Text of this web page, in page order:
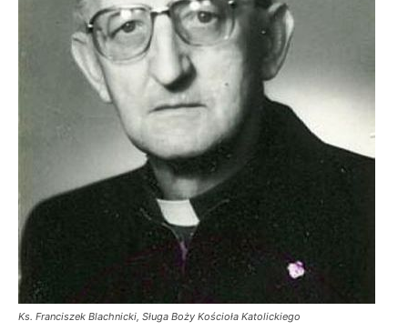
Ks. Franciszek Blachnicki, Sługa Boży Kościoła Katolickiego